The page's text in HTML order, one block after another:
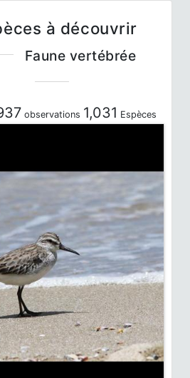
à découvrir
Faune vertébrée
observations 1,031 Espèces